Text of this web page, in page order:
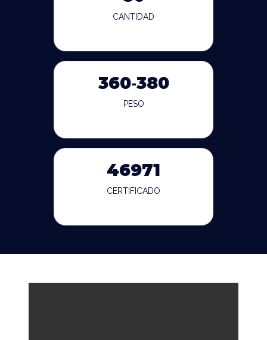
CANTIDAD
360‐380
PESO
46971
CERTIFICADO